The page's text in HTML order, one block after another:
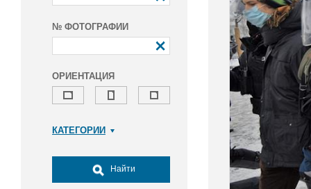
№ ФОТОГРАФИИ
ОРИЕНТАЦИЯ
КАТЕГОРИИ
Досуг, туризм и отдых
Культура
Найти